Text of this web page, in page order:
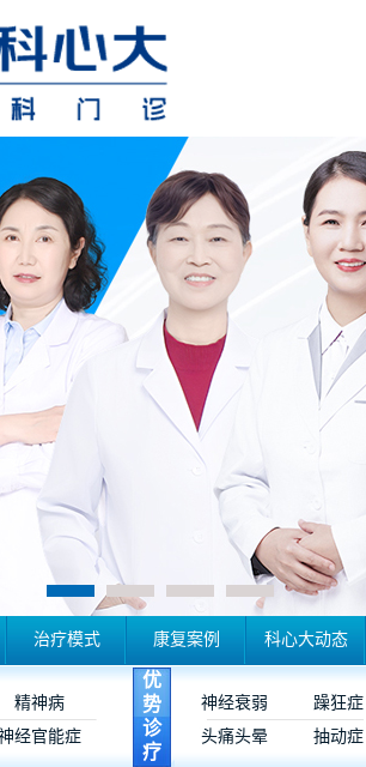
治疗模式 康复案例 科心大动态
精神病
经官能症
优
势
诊
疗
神经衰弱
躁狂症
头痛头晕
抽动症